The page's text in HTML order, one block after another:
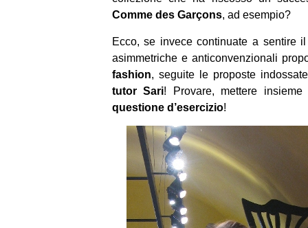
Comme des Garçons, ad esempio?
Ecco, se invece continuate a sentire
asimmetriche e anticonvenzionali
fashion, seguite le proposte
tutor Sari! Provare, mettere
questione d’esercizio!